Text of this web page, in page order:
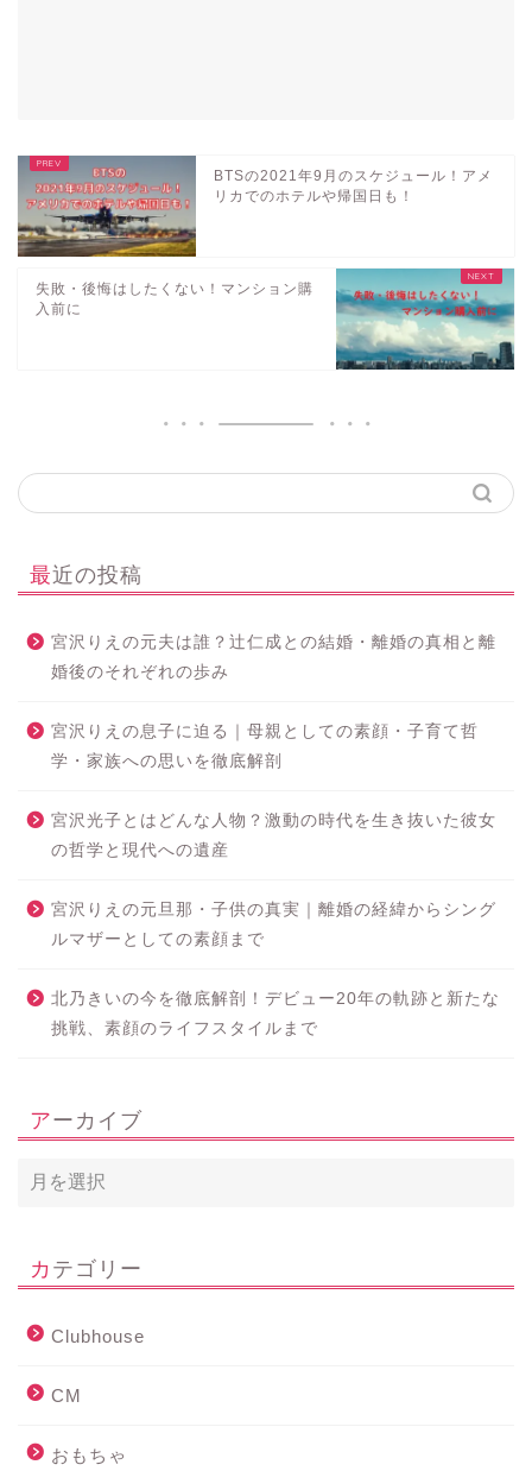
BTSの2021年9月のスケジュール！アメ
リカでのホテルや帰国日も！
失敗・後悔はしたくない！マンション購
入前に
最近の投稿
宮沢りえの元夫は誰？辻仁成との結婚・離婚の真相と離
婚後のそれぞれの歩み
宮沢りえの息子に迫る｜母親としての素顔・子育て哲
学・家族への思いを徹底解剖
宮沢光子とはどんな人物？激動の時代を生き抜いた彼女
の哲学と現代への遺産
宮沢りえの元旦那・子供の真実｜離婚の経緯からシング
ルマザーとしての素顔まで
北乃きいの今を徹底解剖！デビュー20年の軌跡と新たな
挑戦、素顔のライフスタイルまで
アーカイブ
カテゴリー
Clubhouse
CM
おもちゃ